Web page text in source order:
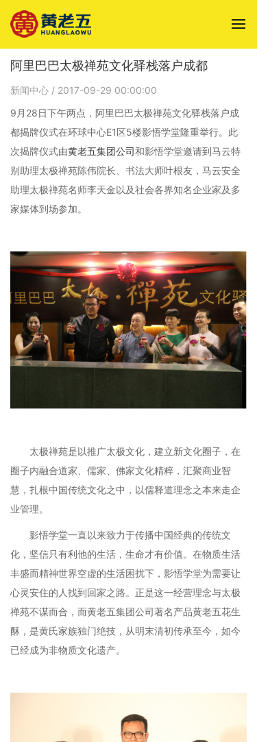
阿里巴巴太极禅苑文化驿栈落户成都
新闻中心 / 2017-09-29 00:00:00
9月28日下午两点，阿里巴巴太极禅苑文化驿栈落户成
都揭牌仪式在环球中心E1区5楼影悟学堂隆重举行。此
次揭牌仪式由黄老五集团公司和影悟学堂邀请到马云特
别助理太极禅苑陈伟院长、书法大师叶根友，马云安全
助理太极禅苑名师李天金以及社会各界知名企业家及多
家媒体到场参加。
太极禅苑是以推广太极文化，建立新文化圈子，在
圈子内融合道家、儒家、佛家文化精粹，汇聚商业智
慧，扎根中国传统文化之中，以儒释道理念之本来走企
业管理。
影悟学堂一直以来致力于传播中国经典的传统文
化，坚信只有利他的生活，生命才有价值。在物质生活
丰盛而精神世界空虚的生活困扰下，影悟学堂为需要让
心灵安住的人找到回家之路。正是这一经营理念与太极
禅苑不谋而合，而黄老五集团公司著名产品黄老五花生
酥，是黄氏家族独门绝技，从明末清初传承至今，如今
已经成为非物质文化遗产。